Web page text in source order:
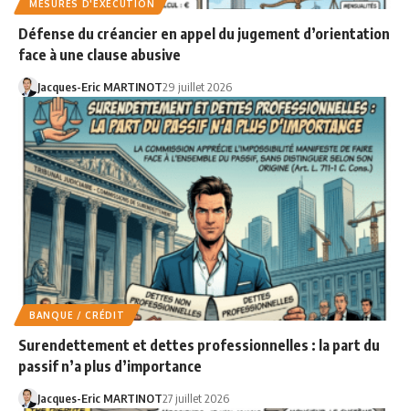
MESURES D'EXÉCUTION
Défense du créancier en appel du jugement d’orientation
face à une clause abusive
Jacques-Eric MARTINOT29 juillet 2026
BANQUE / CRÉDIT
Surendettement et dettes professionnelles : la part du
passif n’a plus d’importance
Jacques-Eric MARTINOT27 juillet 2026